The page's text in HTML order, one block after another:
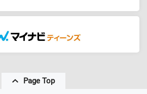
Page Top